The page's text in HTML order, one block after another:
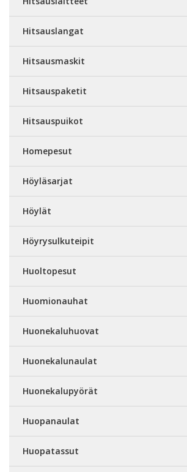
Hitsauslangat
Hitsausmaskit
Hitsauspaketit
Hitsauspuikot
Homepesut
Höyläsarjat
Höylät
Höyrysulkuteipit
Huoltopesut
Huomionauhat
Huonekaluhuovat
Huonekalunaulat
Huonekalupyörät
Huopanaulat
Huopatassut